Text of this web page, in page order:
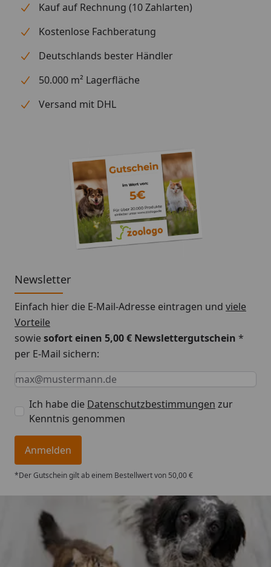
leckerer Snack – perfekt für genussvolle Momente
zwischen den Mahlzeiten.
Kauf auf Rechnung (10 Zahlarten)
Kostenlose Fachberatung
Deutschlands bester Händler
50.000 m² Lagerfläche
Versand mit DHL
Newsletter
Einfach hier die E-Mail-Adresse eintragen und viele
Vorteile
sowiesofort einen 5,00 € Newslettergutschein *
per E-Mail sichern:
Keine Eingabe erforderlich
Eingabe erforderlich
E-Mail *
Ich habe die Datenschutzbestimmungen zur
Kenntnis genommen
Anmelden
*Der Gutschein gilt ab einem Bestellwert von 50,00 €
Trusted Shops